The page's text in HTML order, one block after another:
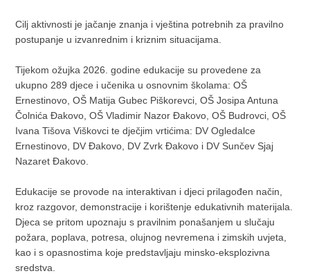
Cilj aktivnosti je jačanje znanja i vještina potrebnih za pravilno
postupanje u izvanrednim i kriznim situacijama.
Tijekom ožujka 2026. godine edukacije su provedene za
ukupno 289 djece i učenika u osnovnim školama: OŠ
Ernestinovo, OŠ Matija Gubec Piškorevci, OŠ Josipa Antuna
Čolnića Đakovo, OŠ Vladimir Nazor Đakovo, OŠ Budrovci, OŠ
Ivana Tišova Viškovci te dječjim vrtićima: DV Ogledalce
Ernestinovo, DV Đakovo, DV Zvrk Đakovo i DV Sunčev Sjaj
Nazaret Đakovo.
Edukacije se provode na interaktivan i djeci prilagođen način,
kroz razgovor, demonstracije i korištenje edukativnih materijala.
Djeca se pritom upoznaju s pravilnim ponašanjem u slučaju
požara, poplava, potresa, olujnog nevremena i zimskih uvjeta,
kao i s opasnostima koje predstavljaju minsko-eksplozivna
sredstva.